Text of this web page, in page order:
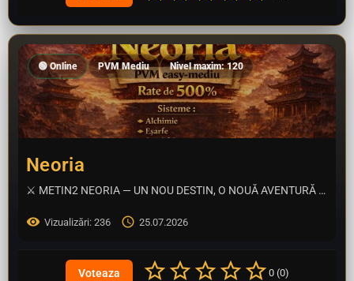
Neoria
⚔️ METIN2 NEORIA — UN NOU DESTIN, O NOUĂ AVENTURĂ ⚔️ Ești gata să îți scrii propria legendă? Metin2 Neoria…
Vizualizări: 236 25.07.2026
🟢 Online PVM Mediu Nivel maxim: 120
0 (0)